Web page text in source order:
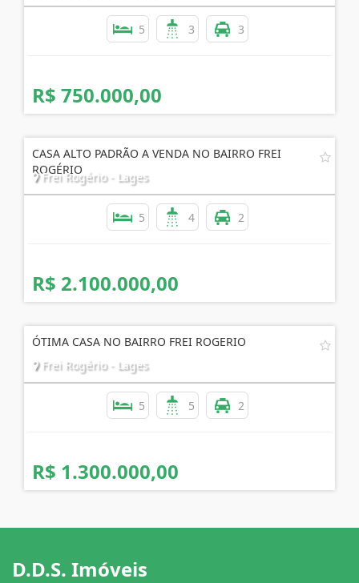
5 3 3
R$ 750.000,00
CASA ALTO PADRÃO A VENDA NO BAIRRO FREI
ROGÉRIO
Frei Rogério - Lages
5 4 2
R$ 2.100.000,00
ÓTIMA CASA NO BAIRRO FREI ROGERIO
Frei Rogério - Lages
5 5 2
R$ 1.300.000,00
D.D.S. Imóveis